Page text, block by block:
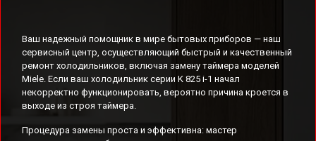
Ваш надежный помощник в мире бытовых приборов — наш
сервисный центр, осуществляющий быстрый и качественный
ремонт холодильников, включая замену таймера моделей
Miele. Если ваш холодильник серии K 825 i-1 начал
некорректно функционировать, вероятно причина кроется в
выходе из строя таймера.
Процедура замены проста и эффективна: мастер